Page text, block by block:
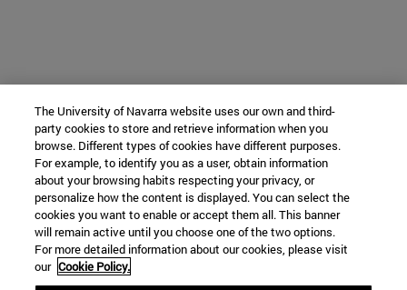
The University of Navarra website uses our own and third-
party cookies to store and retrieve information when you
browse. Different types of cookies have different purposes.
For example, to identify you as a user, obtain information
about your browsing habits respecting your privacy, or
personalize how the content is displayed. You can select the
cookies you want to enable or accept them all. This banner
will remain active until you choose one of the two options.
For more detailed information about our cookies, please visit
our Cookie Policy.